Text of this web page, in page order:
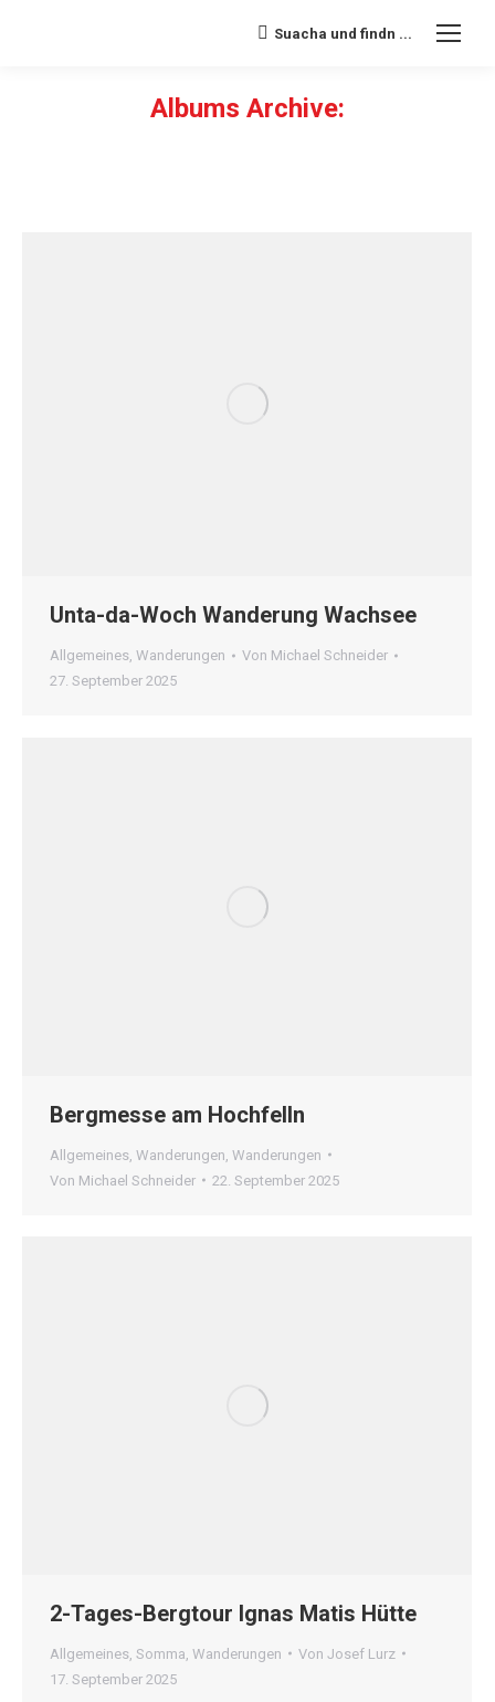
Search:
Suacha und findn ...
Albums Archive:
Unta-da-Woch Wanderung Wachsee
Allgemeines, Wanderungen Von Michael Schneider
27. September 2025
Bergmesse am Hochfelln
Allgemeines Wanderungen Wanderungen
Von Michael Schneider 22. September 2025
2-Tages-Bergtour Ignas Matis Hütte
Allgemeines Somma Wanderungen Von Josef Lurz
17. September 2025